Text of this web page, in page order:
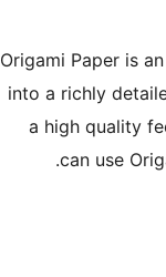
Origami Paper is
into a richly
a high quality
can use